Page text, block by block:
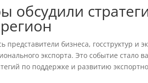
обсудили
бизнеса, госструктур и
экспорта. Это событие стало
по поддержке и развитию